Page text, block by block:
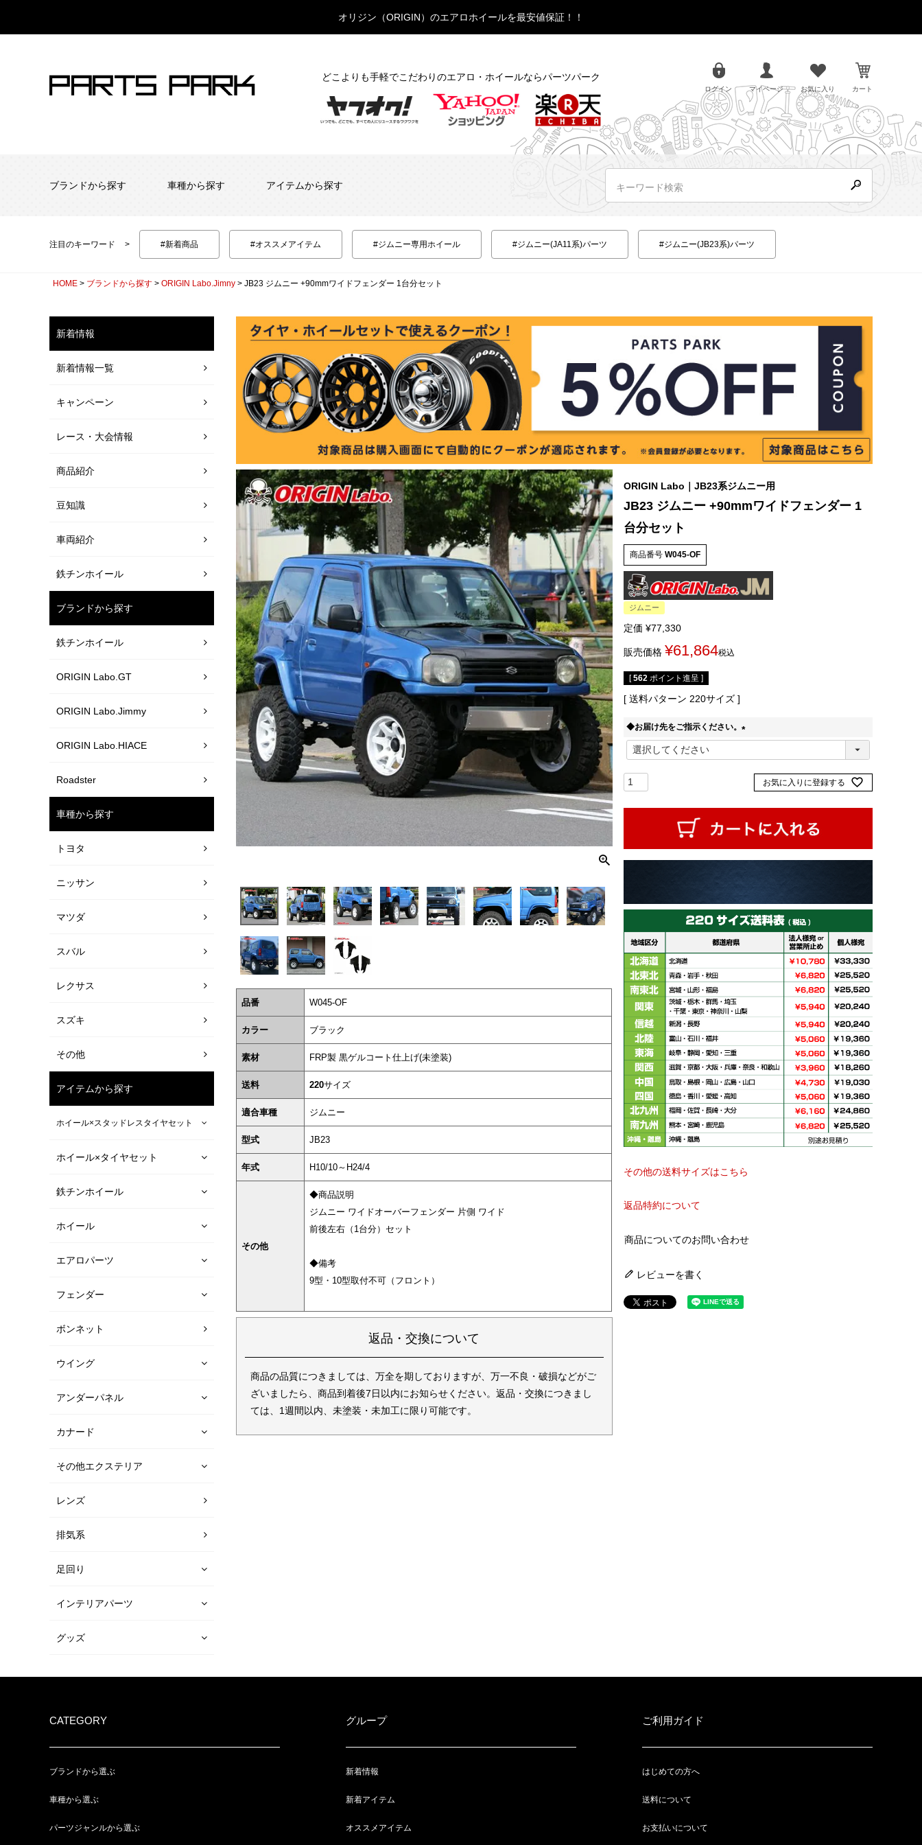
オリジン（ORIGIN）のエアロホイールを最安値保証！！
どこよりも手軽でこだわりのエアロ・ホイールならパーツパーク
ログイン マイページ お気に入り カート
ブランドから探す 車種から探す アイテムから探す
注目のキーワード #新着商品 #オススメアイテム #ジムニー専用ホイール #ジムニー(JA11系)パーツ #ジムニー(JB23系)パーツ
HOME ブランドから探す ORIGIN Labo.Jimny JB23 ジムニー +90mmワイドフェンダー 1台分セット
新着情報
新着情報一覧
キャンペーン
レース・大会情報
商品紹介
豆知識
車両紹介
鉄チンホイール
ブランドから探す
鉄チンホイール
ORIGIN Labo.GT
ORIGIN Labo.Jimmy
ORIGIN Labo.HIACE
Roadster
車種から探す
トヨタ
ニッサン
マツダ
スバル
レクサス
スズキ
その他
アイテムから探す
ホイール×スタッドレスタイヤセット
ホイール×タイヤセット
鉄チンホイール
ホイール
エアロパーツ
フェンダー
ボンネット
ウイング
アンダーパネル
カナード
その他エクステリア
レンズ
排気系
足回り
インテリアパーツ
グッズ
品番 W045-OF
カラー ブラック
素材 FRP製 黒ゲルコート仕上げ(未塗装)
送料 220サイズ
適合車種 ジムニー
型式 JB23
年式 H10/10～H24/4
その他
◆商品説明
ジムニー ワイドオーバーフェンダー 片側 ワイド
前後左右（1台分）セット
◆備考
9型・10型取付不可（フロント）
返品・交換について
商品の品質につきましては、万全を期しておりますが、万一不良・破損などがご
ざいましたら、商品到着後7日以内にお知らせください。返品・交換につきまし
ては、1週間以内、未塗装・未加工に限り可能です。
ORIGIN Labo｜JB23系ジムニー用
JB23 ジムニー +90mmワイドフェンダー 1
台分セット
商品番号 W045-OF
ジムニー
定価 ¥77,330
販売価格 ¥61,864税込
[ 562 ポイント進呈 ]
送料パターン 220サイズ
◆お届け先をご指示ください。
必
お気に入りに登録する
その他の送料サイズはこちら
返品特約について
商品についてのお問い合わせ
レビューを書く
CATEGORY
ブランドから選ぶ
車種から選ぶ
パーツジャンルから選ぶ
グループ
新着情報
新着アイテム
オススメアイテム
ご利用ガイド
はじめての方へ
送料について
お支払いについて